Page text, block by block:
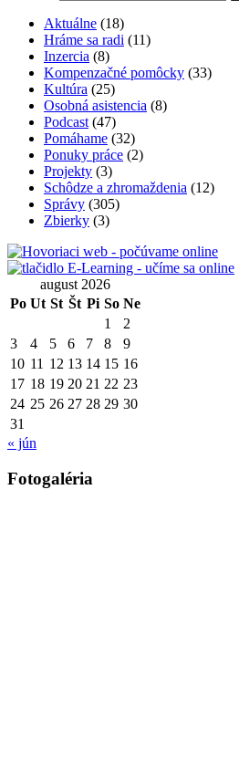
Aktuálne (18)
Hráme sa radi (11)
Inzercia (8)
Kompenzačné pomôcky (33)
Kultúra (25)
Osobná asistencia (8)
Podcast(47)
Pomáhame (32)
Ponuky práce (2)
Projekty (3)
Schôdze a zhromaždenia (12)
Správy (305)
Zbierky (3)
august 2026
Po Ut St Št Pi So Ne
1
2
3
4 5 6 7 8
9
10 11 12 13 14 15 16
17 18 19 20 21 22 23
24 25 26 27 28 29 30
31
« jún
Fotogaléria